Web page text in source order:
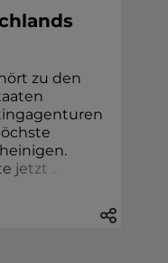
zu den
e jetzt